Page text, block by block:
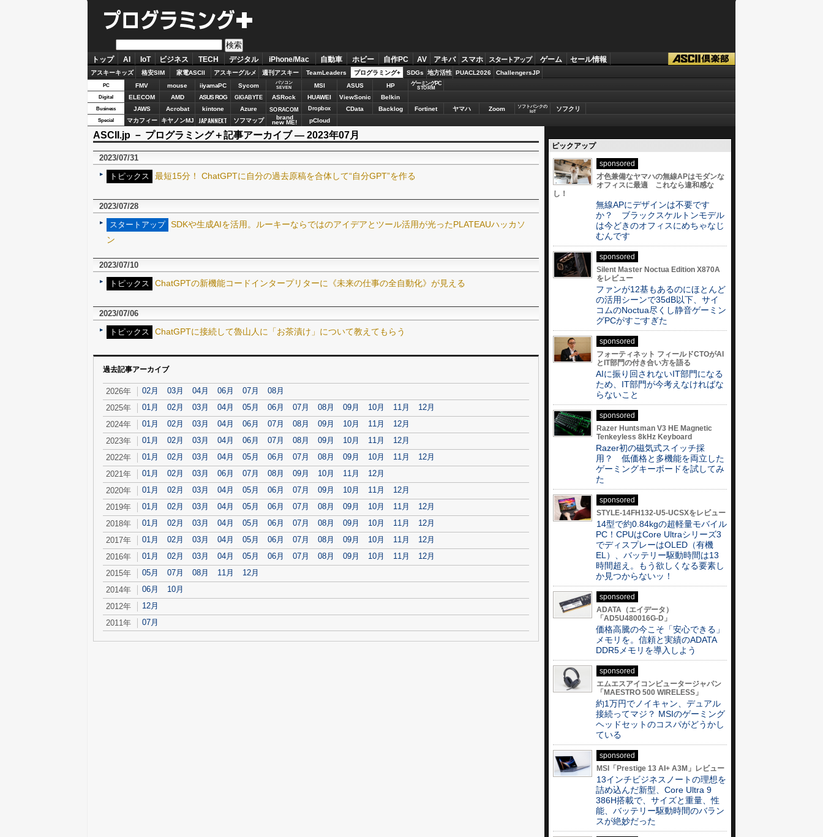
トップ AI IoT ビジネス TECH デジタル iPhone/Mac 自動車 ホビー 自作PC AV アキバ スマホ スタートアップ ゲーム セール情報
アスキーキッズ 格安SIM 家電ASCII アスキーグルメ 週刊アスキー TeamLeaders プログラミング+ SDGs 地方活性 PUACL2026 ChallengersJP
PC FMV mouse iiyamaPC Sycom
パソコン
SEVEN
MSI ASUS HP ゲーミングPC
STORM
Digital ELECOM AMD ASUS ROG GIGABYTE ASRock HUAWEI ViewSonic Belkin
Business JAWS Acrobat kintone Azure SORACOM Dropbox CData Backlog Fortinet ヤマハ Zoom
ソフトバンクの
IoT
ソフクリ
Special マカフィー キヤノンMJ JAPANNEXT ソフマップ brand
new ME! pCloud
ASCII.jp － プログラミング＋記事アーカイブ ― 2023年07月
2023/07/31
トピックス
最短15分！ ChatGPTに自分の過去原稿を合体して“自分GPT”を作る
2023/07/28
スタートアップ SDKや生成AIを活用。ルーキーならではのアイデアとツール活用が光ったPLATEAUハッカソ
ン
2023/07/10
トピックス
ChatGPTの新機能コードインタープリターに《未来の仕事の全自動化》が見える
2023/07/06
トピックス
ChatGPTに接続して魯山人に「お茶漬け」について教えてもらう
過去記事アーカイブ
2026年 02月 03月 04月 06月 07月
08月
2025年
01月 02月 03月 04月 05月 06月 07月 08月 09月 10月 11月
12月
2024年
01月 02月 03月 04月 06月 07月 08月 09月 10月 11月
12月
2023年
01月 02月 03月 04月 06月 07月 08月 09月 10月 11月
12月
2022年
01月 02月 03月 04月 05月 06月 07月 08月 09月 10月 11月
12月
2021年
01月 02月 03月 06月 07月 08月 09月 10月 11月
12月
2020年
01月 02月 03月 04月 05月 06月 07月 09月 10月 11月
12月
2019年
01月 02月 03月 04月 05月 06月 07月 08月 09月 10月 11月
12月
2018年
01月 02月 03月 04月 05月 06月 07月 08月 09月 10月 11月
12月
2017年
01月 02月 03月 04月 05月 06月 07月 08月 09月 10月 11月
12月
2016年
01月 02月 03月 04月 05月 06月 07月 08月 09月 10月 11月
12月
2015年
05月 07月 08月 11月
12月
2014年
06月
10月
2012年
12月
2011年
07月
ピックアップ
sponsored
才色兼備なヤマハの無線APはモダンな
オフィスに最適 これなら違和感な
し！
無線APにデザインは不要です
か？ ブラックスケルトンモデル
は今どきのオフィスにめちゃなじ
むんです
sponsored
Silent Master Noctua Edition X870A
をレビュー
ファンが12基もあるのにほとんど
の活用シーンで35dB以下、サイ
コムのNoctua尽くし静音ゲーミン
グPCがすごすぎた
sponsored
フォーティネット フィールドCTOがAI
とIT部門の付き合い方を語る
AIに振り回されないIT部門になる
ため、IT部門が今考えなければな
らないこと
sponsored
Razer Huntsman V3 HE Magnetic
Tenkeyless 8kHz Keyboard
Razer初の磁気式スイッチ採
用？ 低価格と多機能を両立した
ゲーミングキーボードを試してみ
た
sponsored
STYLE-14FH132-U5-UCSXをレビュー
14型で約0.84kgの超軽量モバイル
PC！CPUはCore Ultraシリーズ3
でディスプレーはOLED（有機
EL）、バッテリー駆動時間は13
時間超え。もう欲しくなる要素し
か見つからないッ！
sponsored
ADATA（エイデータ）
「AD5U480016G-D」
価格高騰の今こそ「安心できる」
メモリを。信頼と実績のADATA
DDR5メモリを導入しよう
sponsored
エムエスアイコンピュータージャパン
「MAESTRO 500 WIRELESS」
約1万円でノイキャン、デュアル
接続ってマジ？ MSIのゲーミング
ヘッドセットのコスパがどうかし
ている
sponsored
MSI「Prestige 13 AI+ A3M」レビュー
13インチビジネスノートの理想を
詰め込んだ新型、Core Ultra 9
386H搭載で、サイズと重量、性
能、バッテリー駆動時間のバラン
スが絶妙だった